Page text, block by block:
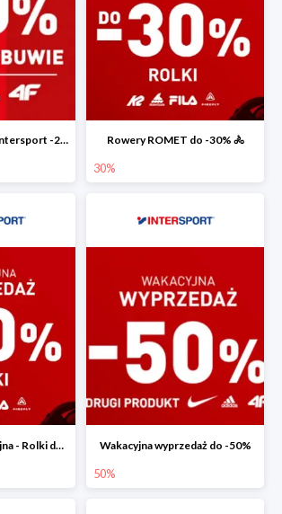
Odzież i obuwie w Intersport -20% Rowery ROMET do -30% 🚴
30%
Wyprzedaż wakacyjna - Rolki do -30% Wakacyjna wyprzedaż do -50%
50%